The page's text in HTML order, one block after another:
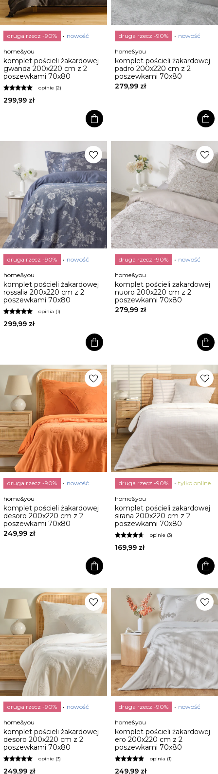
druga rzecz -90% nowość
home&you
komplet pościeli żakardowej
gwanda 200x220 cm z 2
poszewkami 70x80
opinie (2)
299,99 zł
shopping_bag
druga rzecz -90% nowość
home&you
komplet pościeli żakardowej
padro 200x220 cm z 2
poszewkami 70x80
279,99 zł
shopping_bag
favorite
druga rzecz -90% nowość
home&you
komplet pościeli żakardowej
rossalia 200x220 cm z 2
poszewkami 70x80
opinia (1)
299,99 zł
shopping_bag
favorite
druga rzecz -90% nowość
home&you
komplet pościeli żakardowej
nuoro 200x220 cm z 2
poszewkami 70x80
279,99 zł
shopping_bag
favorite
druga rzecz -90% nowość
home&you
komplet pościeli żakardowej
desoro 200x220 cm z 2
poszewkami 70x80
249,99 zł
shopping_bag
favorite
druga rzecz -90% tylko online
home&you
komplet pościeli żakardowej
sirana 200x220 cm z 2
poszewkami 70x80
opinie (3)
169,99 zł
shopping_bag
favorite
druga rzecz -90% nowość
home&you
komplet pościeli żakardowej
desoro 200x220 cm z 2
poszewkami 70x80
opinie (3)
249,99 zł
favorite
druga rzecz -90% nowość
home&you
komplet pościeli żakardowej
ero 200x220 cm z 2
poszewkami 70x80
opinia (1)
249,99 zł